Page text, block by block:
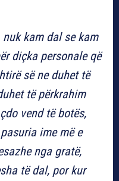
nuk kam dal se kam
diçka personale që
së ne duhet të
të përkrahim
vend të botës,
ime më e
nga gratë,
të dal, por kur